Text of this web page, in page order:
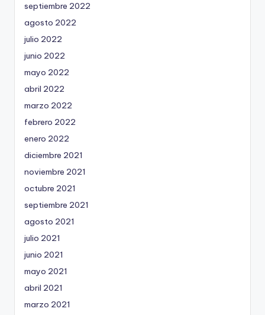
septiembre 2022
agosto 2022
julio 2022
junio 2022
mayo 2022
abril 2022
marzo 2022
febrero 2022
enero 2022
diciembre 2021
noviembre 2021
octubre 2021
septiembre 2021
agosto 2021
julio 2021
junio 2021
mayo 2021
abril 2021
marzo 2021